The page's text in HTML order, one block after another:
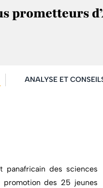
prometteurs
ANALYSE ET
panafricain des sciences
promotion des 25 jeunes